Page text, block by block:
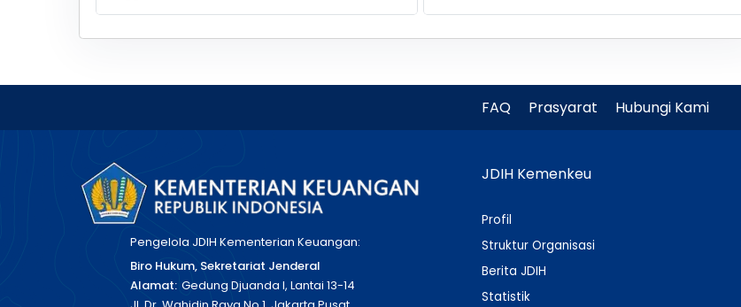
FAQ Prasyarat Hubungi Kami
Pengelola JDIH Kementerian Keuangan:
Biro Hukum, Sekretariat Jenderal
Alamat: Gedung Djuanda I, Lantai 13-14
JDIH Kemenkeu
Profil
Struktur Organisasi
Berita JDIH
Statistik